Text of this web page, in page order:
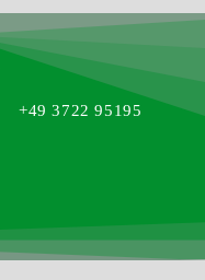
+49 3722 95195